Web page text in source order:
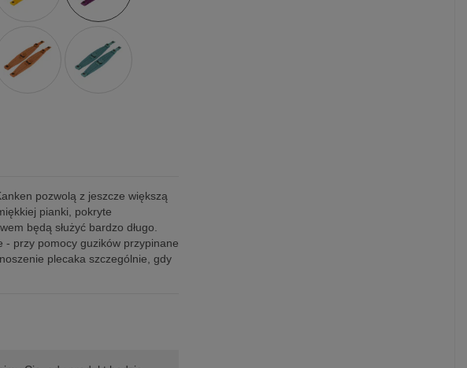
pozwolą z jeszcze większą
pianki, pokryte
będą służyć bardzo długo.
- przy pomocy guzików przypinane
plecaka szczególnie, gdy